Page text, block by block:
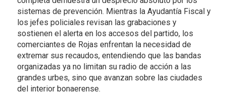
sistemas de prevención. Mientras la Ayudantía Fiscal y
los jefes policiales revisan las grabaciones y
sostienen el alerta en los accesos del partido, los
comerciantes de Rojas enfrentan la necesidad de
extremar sus recaudos, entendiendo que las bandas
organizadas ya no limitan su radio de acción a las
grandes urbes, sino que avanzan sobre las ciudades
del interior bonaerense.